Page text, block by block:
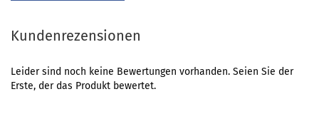
Kundenrezensionen
Leider sind noch keine Bewertungen vorhanden. Seien Sie der
Erste, der das Produkt bewertet.